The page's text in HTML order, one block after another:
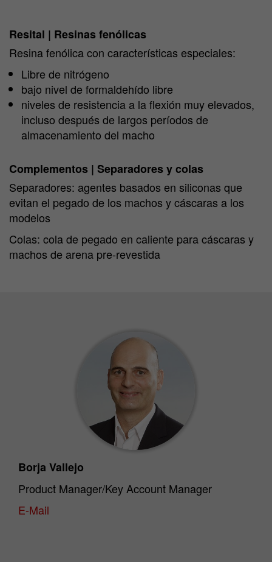
Resital | Resinas fenólicas
Resina fenólica con características especiales:
Libre de nitrógeno
bajo nivel de formaldehído libre
niveles de resistencia a la flexión muy elevados,
incluso después de largos períodos de
almacenamiento del macho
Complementos | Separadores y colas
Separadores: agentes basados en siliconas que
evitan el pegado de los machos y cáscaras a los
modelos
Colas: cola de pegado en caliente para cáscaras y
machos de arena pre-revestida
Borja Vallejo
Product Manager/Key Account Manager
E-Mail